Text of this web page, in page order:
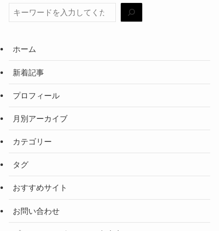
ホーム
新着記事
プロフィール
月別アーカイブ
カテゴリー
タグ
おすすめサイト
お問い合わせ